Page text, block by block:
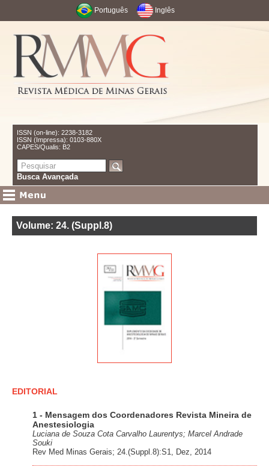
Português Inglês
ISSN (on-line): 2238-3182
ISSN (Impressa): 0103-880X
CAPES/Qualis: B2
Busca Avançada
Volume: 24. (Suppl.8)
EDITORIAL
1 - Mensagem dos Coordenadores Revista Mineira de
Anestesiologia
Luciana de Souza Cota Carvalho Laurentys; Marcel Andrade
Souki
Rev Med Minas Gerais; 24.(Suppl.8):S1, Dez, 2014